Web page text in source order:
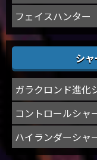
フェイスハンター
シ
ガラクロンド進化
コントロールシャ
ハイランダーシャ